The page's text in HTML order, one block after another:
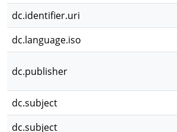
dc.identifier.uri
dc.language.iso
dc.publisher
dc.subject
dc.subject